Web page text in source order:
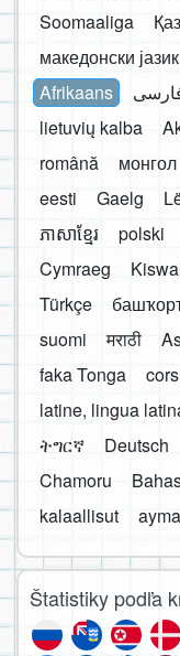
Soomaaliga
македонски јазик
Afrikaans
lietuvių kalba
română
монгол
eesti
Gaelg
ភាសាខ្មែរ
polski
Cymraeg
Türkçe
suomi
मराठी
faka Tonga
latine, lingua
ትግርኛ
Deutsch
Chamoru
kalaallisut
Štatistiky podľa